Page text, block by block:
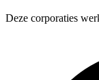
Deze corporaties